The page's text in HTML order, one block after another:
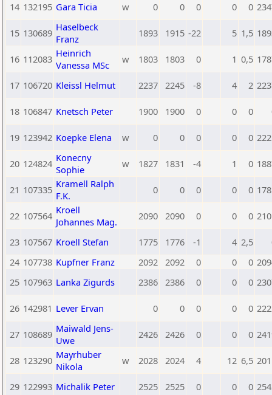
14 132195 Gara Ticia w 0 0 0 0 0
15 130689 Haselbeck
Franz
1893 1915 -22 5 1,5
16 112083 Heinrich
Vanessa MSc
w 1803 1803 0 1 0,5
17 106720 Kleissl Helmut 2237 2245 -8 4 2
18 106847 Knetsch Peter 1900 1900 0 0 0
19 123942 Koepke Elena w 0 0 0 0 0
20 124824 Konecny
Sophie
w 1827 1831 -4 1 0
21 107335 Kramell Ralph
F.K.
0 0 0 0 0
22 107564 Kroell
Johannes Mag.
2090 2090 0 0 0
23 107567 Kroell Stefan 1775 1776 -1 4 2,5
24 107738 Kupfner Franz 2092 2092 0 0 0
25 107963 Lanka Zigurds 2386 2386 0 0 0
26 142981 Lever Ervan 0 0 0 0 0
27 108689 Maiwald Jens-
Uwe
2426 2426 0 0 0
28 123290 Mayrhuber
Nikola
w 2028 2024 4 12 6,5
29 122993 Michalik Peter 2525 2525 0 0 0